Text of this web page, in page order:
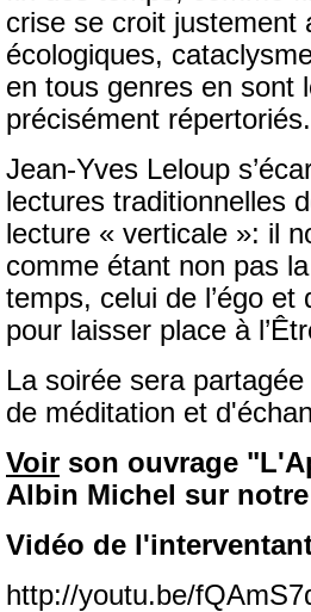
crise se croit justement
écologiques,
en tous genres en sont
précisément répertoriés.
Jean-Yves Leloup
lectures traditionnelles
lecture « verticale »: il
comme étant non pas
temps, celui de l’égo
pour laisser place à
La soirée sera
de méditation et
Voir son ouvrage
Albin Michel sur
Vidéo de
http://youtu.be/